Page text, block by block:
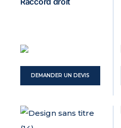
DEMANDER UN DEVIS